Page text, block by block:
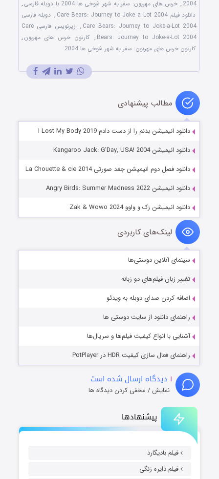
پیشنهادها
فیلم بادیگارد
فیلم دایره زنگی
2004
, خرس های مهربون: سفر به شهر شوخی ها 2004 با دوبله فارسی
,
دانلود فیلم Care Bears: Journey to Joke a Lot 2004
, دوبله فارسی
Care Bears: Journey to Joke-a-Lot 2004
,
زیرنویس فارسی Care
Bears: Journey to Joke-a-Lot 2004
, کارتون خرس های مهربون ,
کارتون خرس های مهربون: سفر به شهر شوخی ها 2004
مطالب پیشنهادی
دانلود انیمیشن بدنم را از دست دادم I Lost My Body 2019
دانلود انیمیشن Kangaroo Jack: G’Day, USA! 2004
دانلود فصل دوم انیمیشن جغد صورتی La Chouette & cie 2014
دانلود انیمیشن Angry Birds: Summer Madness 2022
دانلود انیمیشن زک و واوو Zak & Wowo 2024
لینک‌های کاربردی
سینمای آنلاین دوستی‌ها
تغییر زبان فیلم‌های دو زبانه
اضافه کردن صدای دوبله به ویدئو
راهنمای دانلود از سایت دوستی ها
آشنایی با انواع کیفیت فیلم‌ها و سریال‌ها
راهنمای فعال سازی کیفیت HDR در PotPlayer
۱ دیدگاه ارسال شده است
نمایش / مخفی کردن دیدگاه ها